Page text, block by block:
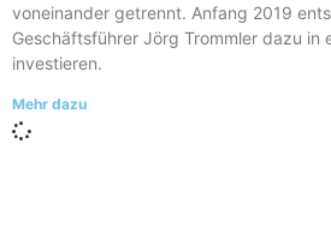
voneinander getrennt. Anfang 2019
Geschäftsführer Jörg Trommler dazu in
investieren.
Mehr dazu